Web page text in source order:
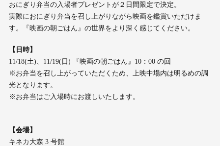
おにぎり弁当の入場者プレゼントが２日間限定で決定。
実際におにぎり弁当を召し上がりながら映画を鑑賞いただけま
す。『映画の朝ごはん』の世界をより深く感じてください。
【日時】
11/18(土)、11/19(日) 『映画の朝ごはん』10：00 の回
※お弁当を召し上がっていただくため、上映中場内は明るめの調
光となります。
※お弁当はご入場時にお渡しいたします。
【会場】
キネカ大森 3 号館